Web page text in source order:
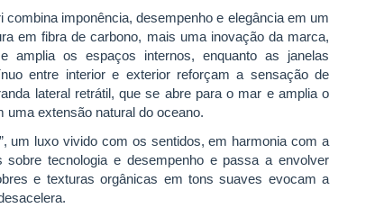
imponência, desempenho e elegância em um
em fibra de carbono, mais uma inovação da marca,
amplia os espaços internos, enquanto as janelas
entre interior e exterior reforçam a sensação de
lateral retrátil, que se abre para o mar e amplia o
uma extensão natural do oceano.
um luxo vivido com os sentidos, em harmonia com a
tecnologia e desempenho e passa a envolver
e texturas orgânicas em tons suaves evocam a